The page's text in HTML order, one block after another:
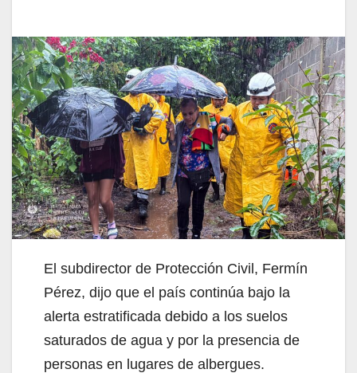
El subdirector de Protección Civil, Fermín
Pérez, dijo que el país continúa bajo la
alerta estratificada debido a los suelos
saturados de agua y por la presencia de
personas en lugares de albergues.